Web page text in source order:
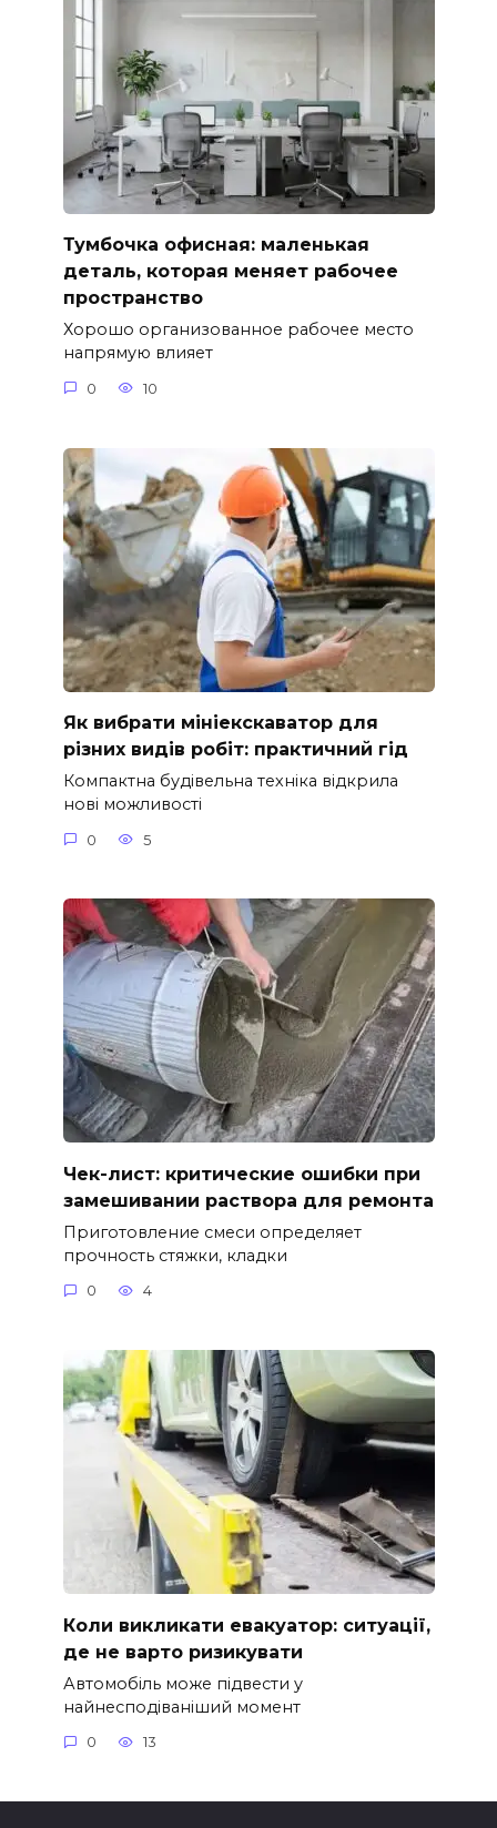
Тумбочка офисная: маленькая
деталь, которая меняет рабочее
пространство
Хорошо организованное рабочее место
напрямую влияет
0 10
Як вибрати мініекскаватор для
різних видів робіт: практичний гід
Компактна будівельна техніка відкрила
нові можливості
0 5
Чек-лист: критические ошибки при
замешивании раствора для ремонта
Приготовление смеси определяет
прочность стяжки, кладки
0 4
Коли викликати евакуатор: ситуації,
де не варто ризикувати
Автомобіль може підвести у
найнесподіваніший момент
0 13